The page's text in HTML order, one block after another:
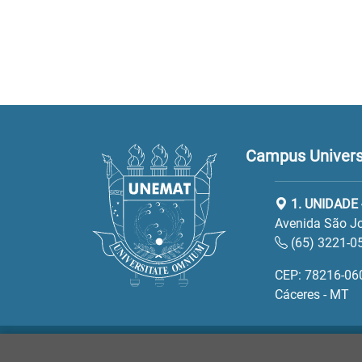
Campus
1. UNIDADE
Avenida São
(65) 3221-
CEP: 78216-
Cáceres - MT